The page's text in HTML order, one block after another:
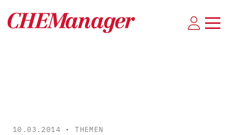
10.03.2014 •THEMEN